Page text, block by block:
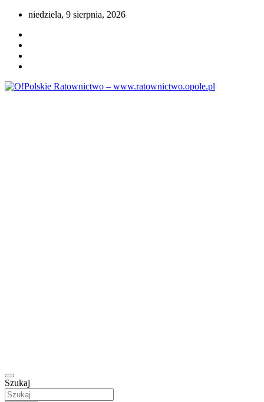
Przejdź
treści
niedziela, 9 sierpnia, 2026
Szukaj